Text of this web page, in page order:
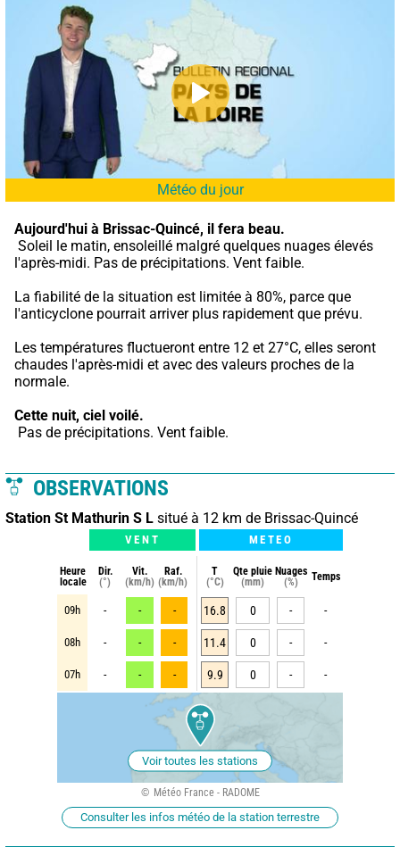
Météo du jour
Aujourd'hui à Brissac-Quincé, il fera beau.
l'après-midi. Pas de précipitations. Vent faible.
La fiabilité de la situation est limitée à 80%, parce que
l'anticyclone pourrait arriver plus rapidement que prévu.
Les températures fluctueront entre 12 et 27°C, elles seront
chaudes l'après-midi et avec des valeurs proches de la
normale.
Cette nuit, ciel voilé.
Pas de précipitations. Vent faible.
OBSERVATIONS
Station St Mathurin S L situé à 12 km de Brissac-Quincé
VENT METEO
Heure
locale
Dir.
(°)
Vit.
(km/h)
Raf.
(km/h)
T
(°C)
Qte pluie
(mm)
Nuages
(%)
Temps
09h - - - 16.8 0 - -
08h - - - 11.4 0 - -
07h - - - 9.9 0 - -
Voir toutes les stations
Météo France - RADOME
Consulter les infos météo de la station terrestre